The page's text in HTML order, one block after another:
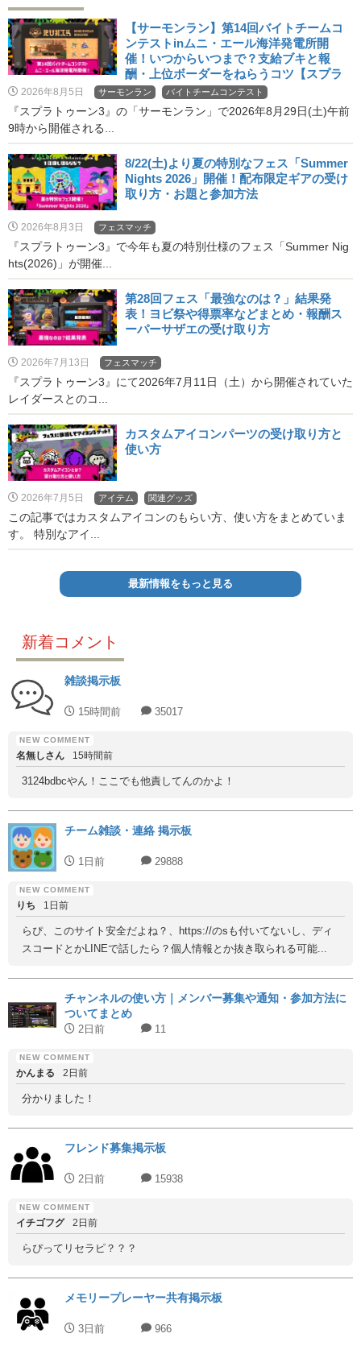
【サーモンラン】第14回バイトチームコ
ンテストinムニ・エール海洋発電所開
催！いつからいつまで？支給ブキと報
酬・上位ボーダーをねらうコツ【スプラ
3・バチコン】
2026年8月5日 サーモンラン バイトチームコンテスト
『スプラトゥーン3』の「サーモンラン」で2026年8月29日(土)午前
9時から開催される...
8/22(土)より夏の特別なフェス「Summer
Nights 2026」開催！配布限定ギアの受け
取り方・お題と参加方法
2026年8月3日 フェスマッチ
『スプラトゥーン3』で今年も夏の特別仕様のフェス「Summer Nig
hts(2026)」が開催...
第28回フェス「最強なのは？」結果発
表！ヨビ祭や得票率などまとめ・報酬ス
ーパーサザエの受け取り方
2026年7月13日 フェスマッチ
『スプラトゥーン3』にて2026年7月11日（土）から開催されていた
レイダースとのコ...
カスタムアイコンパーツの受け取り方と
使い方
2026年7月5日 アイテム 関連グッズ
この記事ではカスタムアイコンのもらい方、使い方をまとめていま
す。 特別なアイ...
最新情報をもっと見る
新着コメント
雑談掲示板
15時間前 35017
名無しさん 15時間前
3124bdbcやん！ここでも他責してんのかよ！
チーム雑談・連絡 掲示板
1日前 29888
りち 1日前
らぴ、このサイト安全だよね？、https://のsも付いてないし、ディ
スコードとかLINEで話したら？個人情報とか抜き取られる可能...
チャンネルの使い方｜メンバー募集や通知・参加方法に
ついてまとめ
2日前 11
かんまる 2日前
分かりました！
フレンド募集掲示板
2日前 15938
イチゴフグ 2日前
らぴってリセラピ？？？
メモリープレーヤー共有掲示板
3日前 966